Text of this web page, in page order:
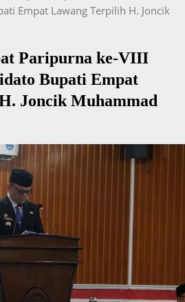
Empat Lawang Terpilih H. Joncik
Paripurna ke-VIII
Bupati Empat
Joncik Muhammad